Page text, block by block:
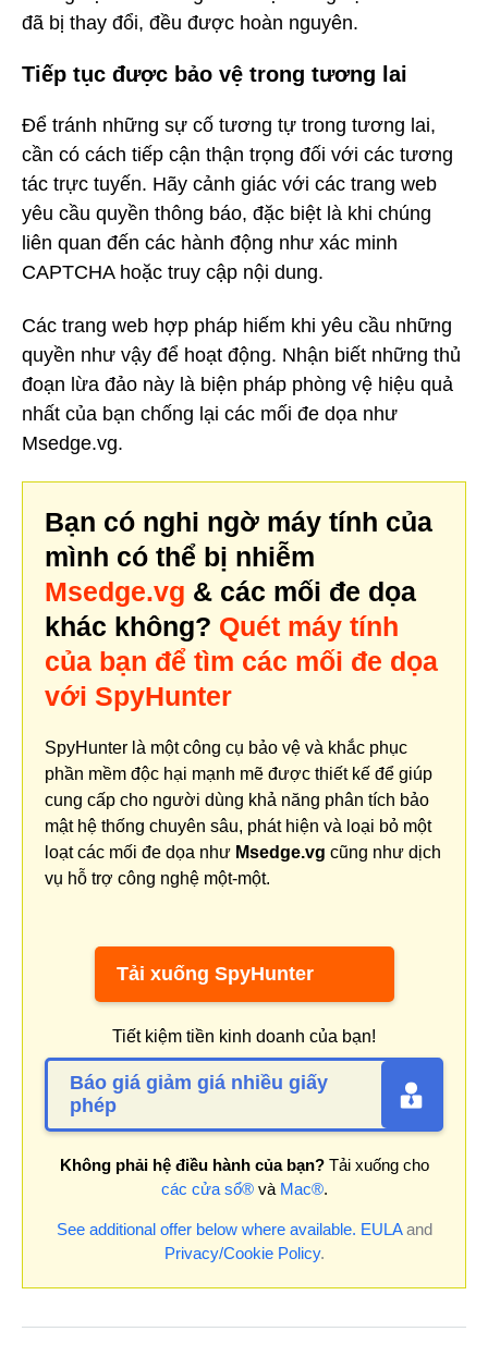
đã bị thay đổi, đều được hoàn nguyên.
Tiếp tục được bảo vệ trong tương lai
Để tránh những sự cố tương tự trong tương lai,
cần có cách tiếp cận thận trọng đối với các tương
tác trực tuyến. Hãy cảnh giác với các trang web
yêu cầu quyền thông báo, đặc biệt là khi chúng
liên quan đến các hành động như xác minh
CAPTCHA hoặc truy cập nội dung.
Các trang web hợp pháp hiếm khi yêu cầu những
quyền như vậy để hoạt động. Nhận biết những thủ
đoạn lừa đảo này là biện pháp phòng vệ hiệu quả
nhất của bạn chống lại các mối đe dọa như
Msedge.vg.
Bạn có nghi ngờ máy tính của
mình có thể bị nhiễm
Msedge.vg & các mối đe dọa
khác không? Quét máy tính
của bạn để tìm các mối đe dọa
với SpyHunter
SpyHunter là một công cụ bảo vệ và khắc phục
phần mềm độc hại mạnh mẽ được thiết kế để giúp
cung cấp cho người dùng khả năng phân tích bảo
mật hệ thống chuyên sâu, phát hiện và loại bỏ một
loạt các mối đe dọa như Msedge.vg cũng như dịch
vụ hỗ trợ công nghệ một-một.
Tải xuống SpyHunter
Tiết kiệm tiền kinh doanh của bạn!
Báo giá giảm giá nhiều giấy
phép
Không phải hệ điều hành của bạn?Tải xuống cho
các cửa sổ®và Mac®.
See additional offer below where available. EULAand
Privacy/Cookie Policy.